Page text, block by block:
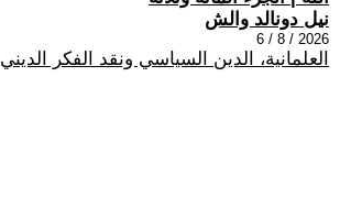
نيل دونالد والش
2026 / 8 / 6
العلمانية، الدين السياسي ونقد الفكر الديني